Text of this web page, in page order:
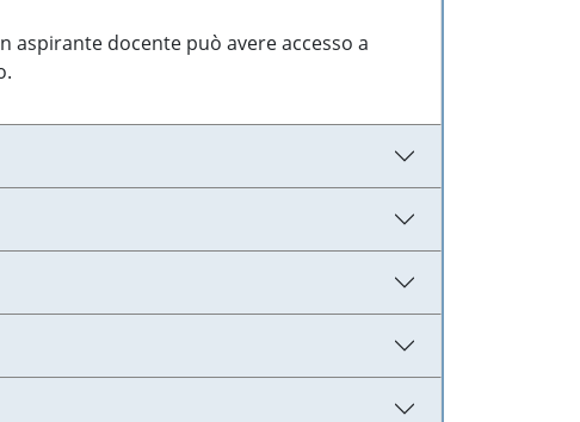
docente può avere accesso a